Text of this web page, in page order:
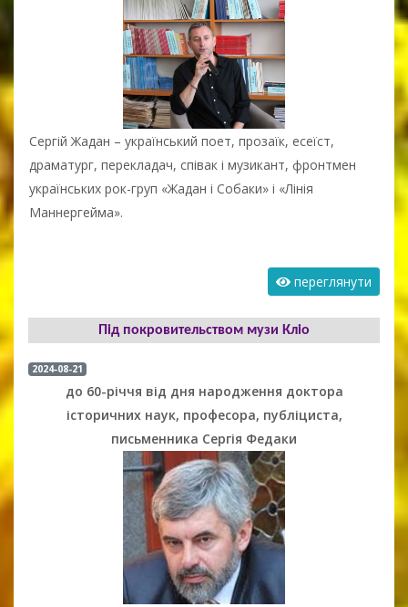
Сергій Жадан – український поет, прозаїк, есеїст,
драматург, перекладач, співак і музикант, фронтмен
українських рок-груп «Жадан і Собаки» і «Лінія
Маннергейма».
переглянути
Під покровительством музи Кліо
2024-08-21
до 60-річчя від дня народження доктора
історичних наук, професора, публіциста,
письменника Сергія Федаки